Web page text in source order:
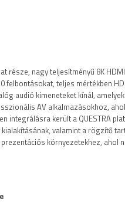
része, nagy teljesítményű 8K
felbontásokat, teljes mértékben
audió kimeneteket kínál,
AV alkalmazásokhoz,
integrálásra került a QUESTRA
valamint a rögzítő
környezetekhez,